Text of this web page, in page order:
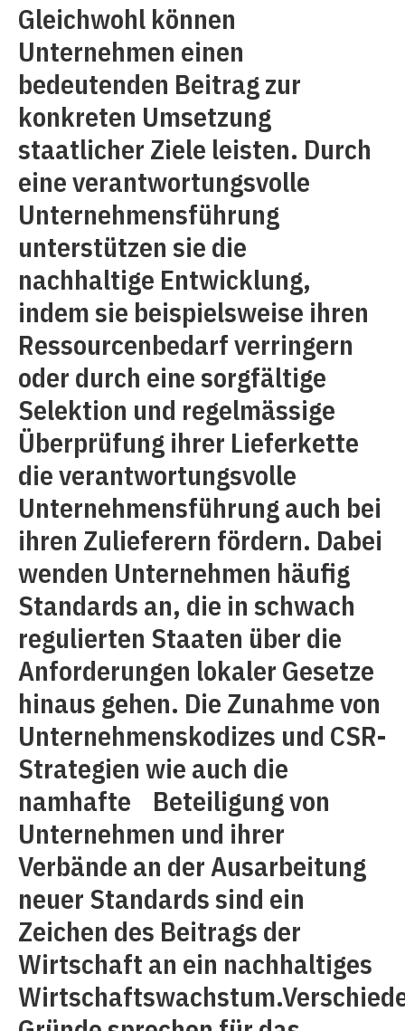
Gleichwohl können
Unternehmen einen
bedeutenden Beitrag zur
konkreten Um­setzung
staatlicher Ziele leisten. Durch
eine verantwortungsvolle
Unternehmensführung
unterstützen sie die
nachhaltige Entwicklung,
indem sie beispielsweise ihren
Ressourcenbedarf verringern
oder durch eine sorgfältige
Selektion und regelmässige
Überprüfung ihrer Lieferkette
die verantwortungsvolle
Unternehmensführung auch bei
ihren Zulieferern fördern. Dabei
wenden Unternehmen häufig
Standards an, die in schwach
regulierten Staaten über die
Anforderungen lokaler Gesetze
hinaus gehen. Die Zunahme von
Unternehmenskodizes und CSR-
Strategien wie auch die
namhafte Beteiligung von
Unternehmen und ihrer
Verbände an der Ausarbeitung
neuer Standards sind ein
Zeichen des Beitrags der
Wirtschaft an ein nachhaltiges